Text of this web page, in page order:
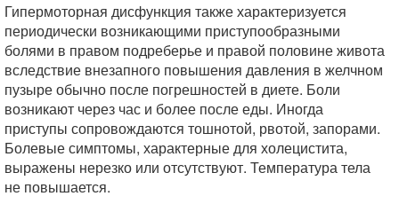
Гипермоторная дисфункция также характеризуется
периодически возникающими приступообразными
болями в правом подреберье и правой половине живота
вследствие внезапного повышения давления в желчном
пузыре обычно после погрешностей в диете. Боли
возникают через час и более после еды. Иногда
приступы сопровождаются тошнотой, рвотой, запорами.
Болевые симптомы, характерные для холецистита,
выражены нерезко или отсутствуют. Температура тела
не повышается.